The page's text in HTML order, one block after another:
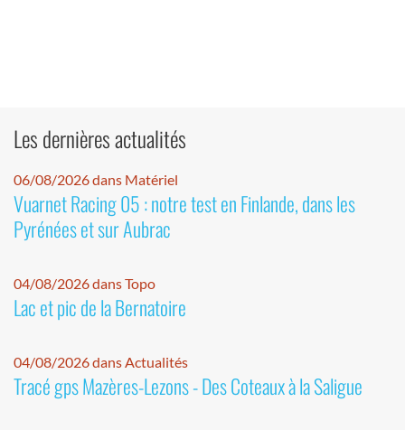
Les dernières actualités
06/08/2026 dans Matériel
Vuarnet Racing 05 : notre test en Finlande, dans les
Pyrénées et sur Aubrac
04/08/2026 dans Topo
Lac et pic de la Bernatoire
04/08/2026 dans Actualités
Tracé gps Mazères-Lezons - Des Coteaux à la Saligue